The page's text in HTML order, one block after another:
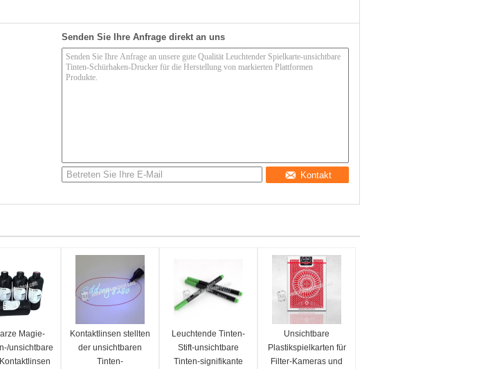
Senden Sie Ihre Anfrage direkt an uns
Kontakt
Magie-
unsichtbare
Kontaktlinsen stellten
der unsichtbaren
Tinten-
Leuchtende Tinten-
Stift-unsichtbare
Tinten-signifikante
Unsichtbare
Plastikspielkarten für
Filter-Kameras und